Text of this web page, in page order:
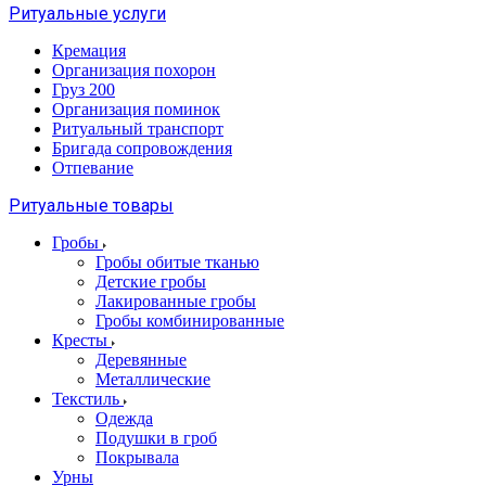
Ритуальные услуги
Кремация
Организация похорон
Груз 200
Организация поминок
Ритуальный транспорт
Бригада сопровождения
Отпевание
Ритуальные товары
Гробы
Гробы обитые тканью
Детские гробы
Лакированные гробы
Гробы комбинированные
Кресты
Деревянные
Металлические
Текстиль
Одежда
Подушки в гроб
Покрывала
Урны